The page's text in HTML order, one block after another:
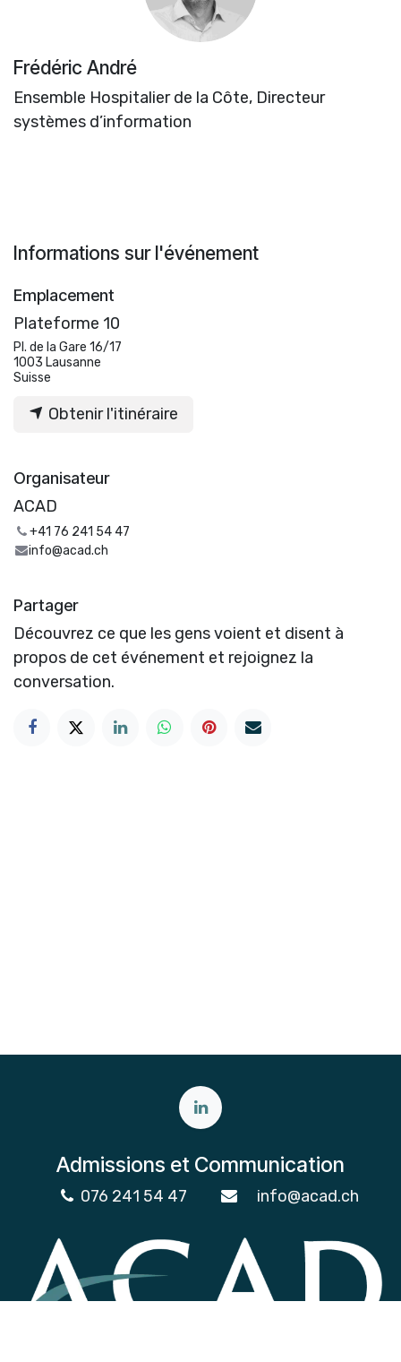
Frédéric André
Ensemble Hospitalier de la Côte, Directeur
systèmes d’information
Informations sur l'événement
Emplacement
Plateforme 10
Pl. de la Gare 16/17
1003 Lausanne
Suisse
Obtenir l'itinéraire
Organisateur
ACAD
+41 76 241 54 47
info@acad.ch
Partager
Découvrez ce que les gens voient et disent à
propos de cet événement et rejoignez la
conversation.
Admissions et Communication
076 241 54 47 info@acad.ch